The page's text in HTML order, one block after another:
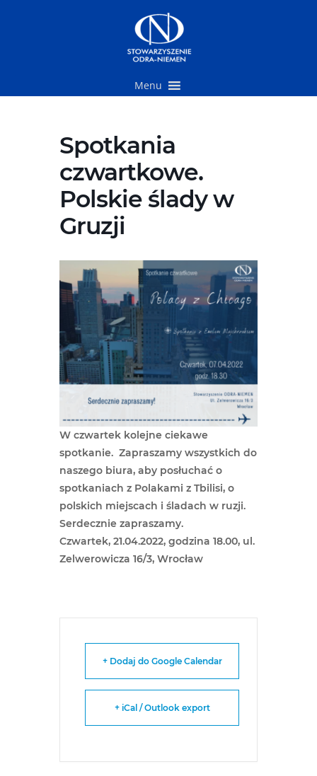
Menu
Spotkania
czwartkowe.
Polskie ślady w
Gruzji
W czwartek kolejne ciekawe
spotkanie. Zapraszamy wszystkich do
naszego biura, aby posłuchać o
spotkaniach z Polakami z Tbilisi, o
polskich miejscach i śladach w ruzji.
Serdecznie zapraszamy.
Czwartek, 21.04.2022, godzina 18.00, ul.
Zelwerowicza 16/3, Wrocław
+ Dodaj do Google Calendar
+ iCal / Outlook export